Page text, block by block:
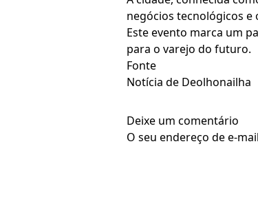
negócios tecnológicos
Este evento marca um
para o varejo do futuro.
Fonte
Notícia de Deolhonailha
Deixe um comentário
O seu endereço de e-